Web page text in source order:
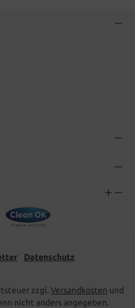
Datenschutz
zzgl. Versandkosten und
nicht anders angegeben.